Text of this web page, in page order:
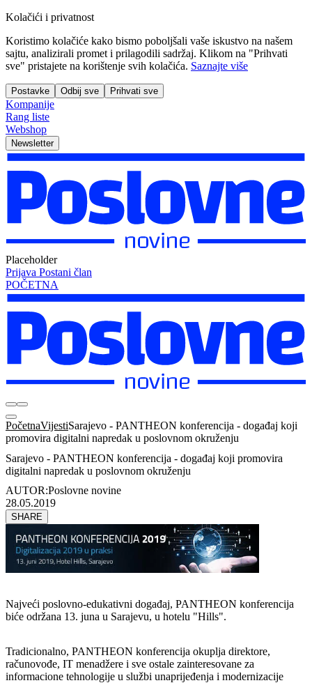
Kolačići i privatnost
Koristimo kolačiće kako bismo poboljšali vaše iskustvo na našem
sajtu, analizirali promet i prilagodili sadržaj. Klikom na "Prihvati
sve" pristajete na korištenje svih kolačića. Saznajte više
Postavke Odbij sve Prihvati sve
Kompanije
Rang liste
Webshop
Newsletter
Placeholder
Prijava Postani član
POČETNA
PočetnaVijestiSarajevo - PANTHEON konferencija - događaj koji
promovira digitalni napredak u poslovnom okruženju
Sarajevo - PANTHEON konferencija - događaj koji promovira
digitalni napredak u poslovnom okruženju
AUTOR:Poslovne novine
28.05.2019
SHARE
Najveći poslovno-edukativni događaj, PANTHEON konferencija
biće održana 13. juna u Sarajevu, u hotelu "Hills".
Tradicionalno, PANTHEON konferencija okuplja direktore,
računovođe, IT menadžere i sve ostale zainteresovane za
informacione tehnologije u službi unaprijeđenja i modernizacije